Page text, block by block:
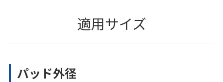
適用サイズ
パッド外径